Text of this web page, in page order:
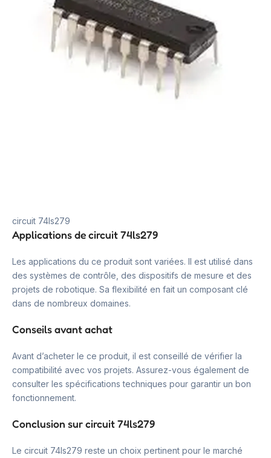
circuit 74ls279
Applications de circuit 74ls279
Les applications du ce produit sont variées. Il est utilisé dans
des systèmes de contrôle, des dispositifs de mesure et des
projets de robotique. Sa flexibilité en fait un composant clé
dans de nombreux domaines.
Conseils avant achat
Avant d’acheter le ce produit, il est conseillé de vérifier la
compatibilité avec vos projets. Assurez-vous également de
consulter les spécifications techniques pour garantir un bon
fonctionnement.
Conclusion sur circuit 74ls279
Le circuit 74ls279 reste un choix pertinent pour le marché